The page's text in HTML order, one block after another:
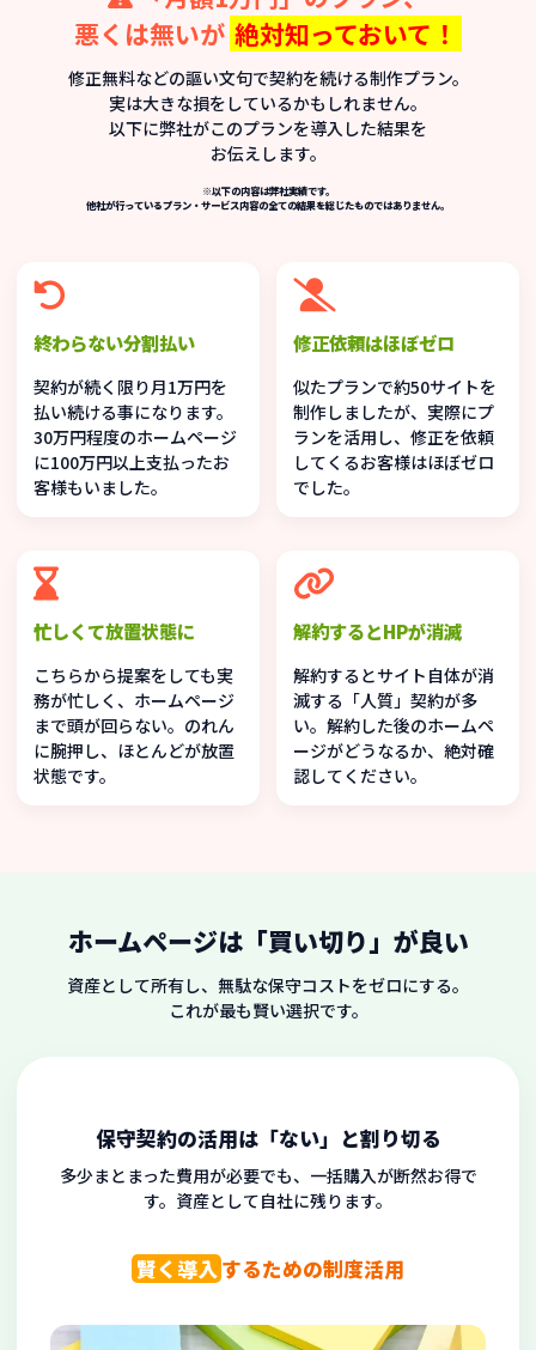
悪くは無いが 絶対知っておいて！
修正無料などの謳い文句で契約を続ける制作プラン。
実は大きな損をしているかもしれません。
以下に弊社がこのプランを導入した結果を
お伝えします。
※以下の内容は弊社実績です。
他社が行っているプラン・サービス内容の全ての結果を総じたものではありません。
終わらない分割払い
契約が続く限り月1万円を
払い続ける事になります。
30万円程度のホームページ
に100万円以上支払ったお
客様もいました。
修正依頼はほぼゼロ
似たプランで約50サイトを
制作しましたが、実際にプ
ランを活用し、修正を依頼
してくるお客様はほぼゼロ
でした。
忙しくて放置状態に
こちらから提案をしても実
務が忙しく、ホームページ
まで頭が回らない。のれん
に腕押し、ほとんどが放置
状態です。
解約するとHPが消滅
解約するとサイト自体が消
滅する「人質」契約が多
い。解約した後のホームペ
ージがどうなるか、絶対確
認してください。
ホームページは「買い切り」が良い
資産として所有し、無駄な保守コストをゼロにする。
これが最も賢い選択です。
保守契約の活用は「ない」と割り切る
多少まとまった費用が必要でも、一括購入が断然お得で
す。資産として自社に残ります。
賢く導入するための制度活用